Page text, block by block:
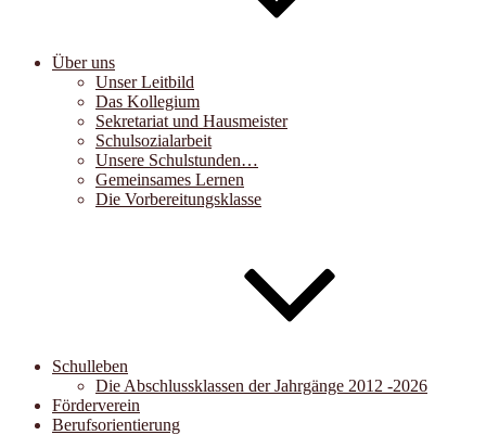
Über uns
Unser Leitbild
Das Kollegium
Sekretariat und Hausmeister
Schulsozialarbeit
Unsere Schulstunden…
Gemeinsames Lernen
Die Vorbereitungsklasse
Schulleben
Die Abschlussklassen der Jahrgänge 2012 -2026
Förderverein
Berufsorientierung